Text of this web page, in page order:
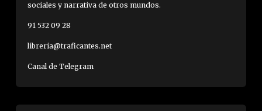
sociales y narrativa de otros mundos.
91 532 09 28
libreria@traficantes.net
Canal de Telegram